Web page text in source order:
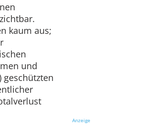
kaum aus;
und
geschützten
Anzeige